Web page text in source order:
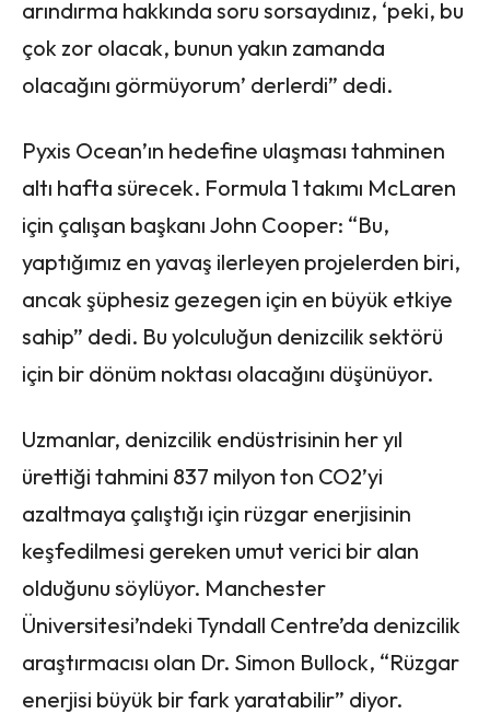
arındırma hakkında soru sorsaydınız, ‘peki, bu
çok zor olacak, bunun yakın zamanda
olacağını görmüyorum’ derlerdi” dedi.
Pyxis Ocean’ın hedefine ulaşması tahminen
altı hafta sürecek. Formula 1 takımı McLaren
için çalışan başkanı John Cooper: “Bu,
yaptığımız en yavaş ilerleyen projelerden biri,
ancak şüphesiz gezegen için en büyük etkiye
sahip” dedi. Bu yolculuğun denizcilik sektörü
için bir dönüm noktası olacağını düşünüyor.
Uzmanlar, denizcilik endüstrisinin her yıl
ürettiği tahmini 837 milyon ton CO2’yi
azaltmaya çalıştığı için rüzgar enerjisinin
keşfedilmesi gereken umut verici bir alan
olduğunu söylüyor. Manchester
Üniversitesi’ndeki Tyndall Centre’da denizcilik
araştırmacısı olan Dr. Simon Bullock, “Rüzgar
enerjisi büyük bir fark yaratabilir” diyor.